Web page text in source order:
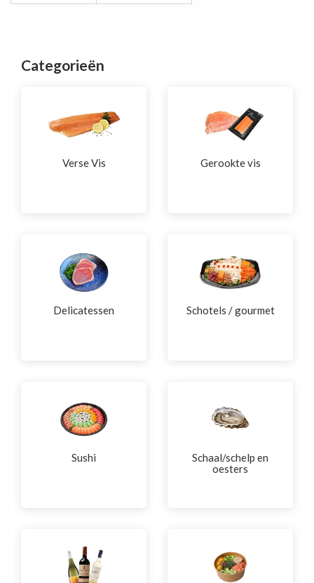
Categorieën
Verse Vis Gerookte vis
Delicatessen Schotels / gourmet
Sushi
Schaal/schelp en
oesters